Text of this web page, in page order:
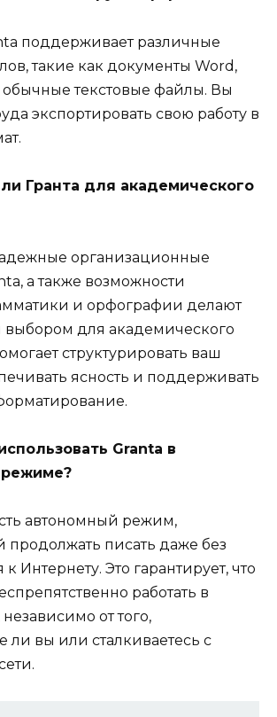
поддерживает различные
такие как документы Word,
текстовые файлы. Вы
экспортировать свою работу в
Гранта для академического
организационные
а также возможности
и орфографии делают
выбором для академического
структурировать ваш
ясность и поддерживать
Granta в
автономный режим,
писать даже без
Интернету. Это гарантирует, что
работать в
от того,
ли вы или сталкиваетесь с